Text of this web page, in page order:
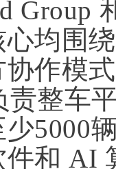
Group
均围
作模
责整车
5000
和 AI